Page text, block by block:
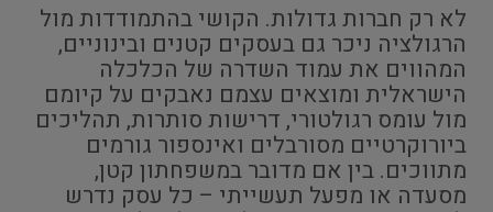
לא רק חברות גדולות. הקושי בהתמודדות מול
הרגולציה ניכר גם בעסקים קטנים ובינוניים,
המהווים את עמוד השדרה של הכלכלה
הישראלית ומוצאים עצמם נאבקים על קיומם
מול עומס רגולטורי, דרישות סותרות, תהליכים
ביורוקרטיים מסורבלים ואינספור גורמים
מתווכים. בין אם מדובר במשפחתון קטן,
מסעדה או מפעל תעשייתי – כל עסק נדרש